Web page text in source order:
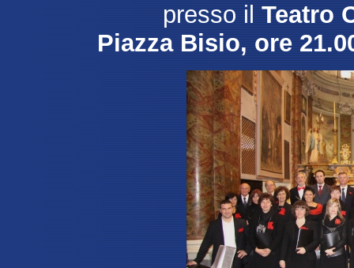
presso ilTeatro
Piazza Bisio, ore